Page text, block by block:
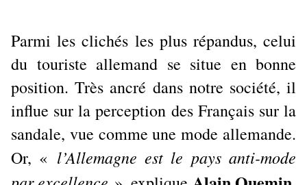
Parmi les clichés les plus répandus, celui
du touriste allemand se situe en bonne
position. Très ancré dans notre société, il
influe sur la perception des Français sur la
sandale, vue comme une mode allemande.
Or, « l’Allemagne est le pays anti-mode